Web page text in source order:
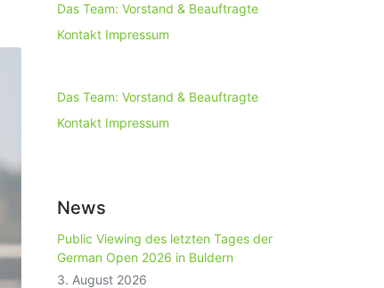
Das Team: Vorstand & Beauftragte
Kontakt Impressum
Das Team: Vorstand & Beauftragte
Kontakt Impressum
News
Public Viewing des letzten Tages der
German Open 2026 in Buldern
3. August 2026